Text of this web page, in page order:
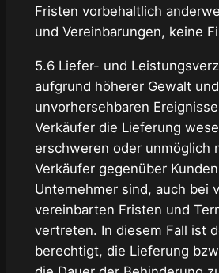
Fristen vorbehaltlich
und Vereinbarungen, keine
5.6 Liefer- und
aufgrund höherer Gewalt
unvorhersehbaren
Verkäufer die Lieferung
erschweren oder unmöglich
Verkäufer gegenüber
Unternehmer sind, auch bei
vereinbarten Fristen und
vertreten. In diesem Fall ist
berechtigt, die Lieferung